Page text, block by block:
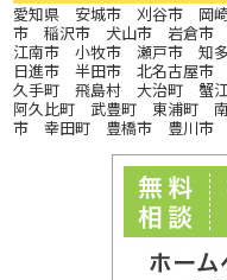
愛知県 安城市 刈谷市 岡
市 稲沢市 犬山市 岩倉市
江南市 小牧市 瀬戸市 知
日進市 半田市 北名古屋
久手町 飛島村 大治町 蟹
阿久比町 武豊町 東浦町
市 幸田町 豊橋市 豊川市